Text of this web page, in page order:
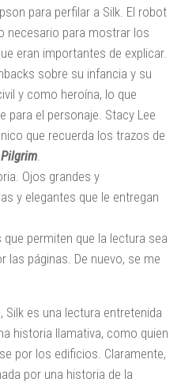
para perfilar a Silk. El robot
necesario para mostrar los
eran importantes de explicar.
sobre su infancia y su
y como heroína, lo que
para el personaje. Stacy Lee
que recuerda los trazos de
Ojos grandes y
y elegantes que le entregan
permiten que la lectura sea
las páginas. De nuevo, se me
es una lectura entretenida
historia llamativa, como quien
por los edificios. Claramente,
por una historia de la